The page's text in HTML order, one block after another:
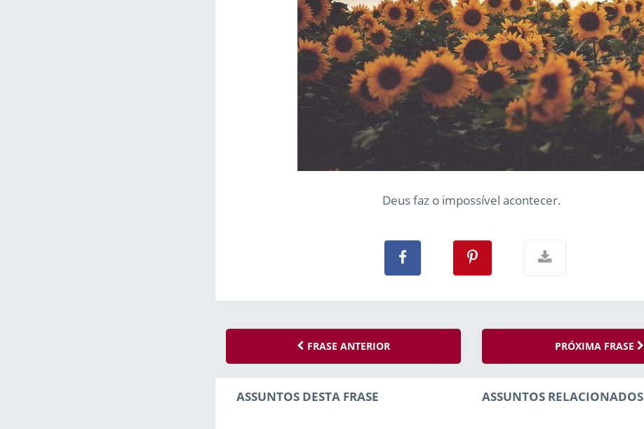
Deus faz o impossível acontecer.
FRASE ANTERIOR PRÓXIMA FRASE
ASSUNTOS DESTA FRASE ASSUNTOS RELACIONADOS